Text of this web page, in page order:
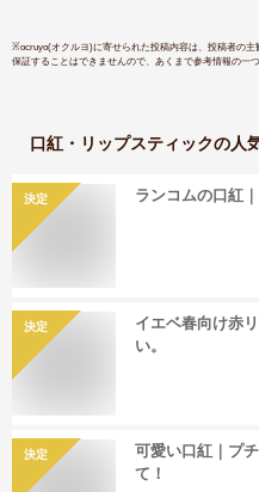
※ocruyo(オクルヨ)に寄せられた投稿内容は、投稿者の
保証することはできませんので、あくまで参考情報の一
口紅・リップスティックの人
決定
ランコムの口紅
決定
イエベ春向け赤
い。
決定
可愛い口紅｜プ
て！